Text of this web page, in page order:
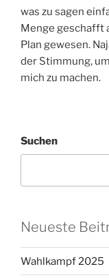
was zu sagen
Menge geschafft
Plan gewesen.
der Stimmung,
mich zu machen.
Suchen
Neueste
Wahlkampf 2025